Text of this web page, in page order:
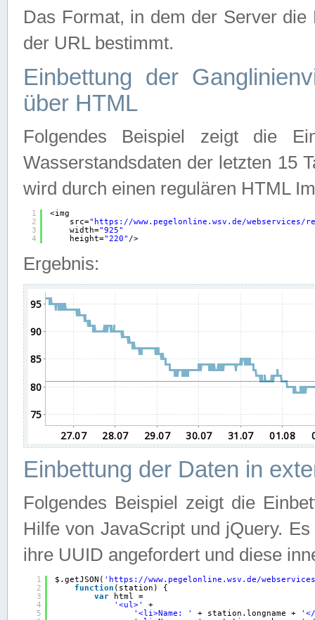
Das Format, in dem der Server
der URL bestimmt.
Einbettung der
über HTML
Folgendes Beispiel zeigt die
Wasserstandsdaten der letzten 15
wird durch einen regulären HTML
1
2
3
4
<img
src=" https://www.pegelonline.wsv.de/webservices/
width="925"
height="220" />
Ergebnis:
Einbettung der Daten in
Folgendes Beispiel zeigt die
Hilfe von JavaScript und jQuery.
ihre UUID angefordert und diese
1
2
3
4
5
$.getJSON( ' https://www.pegelonline.wsv.de/
function (station) {
var
html =
'<ul>'
+
'<li>Name: '
+ station.longname +